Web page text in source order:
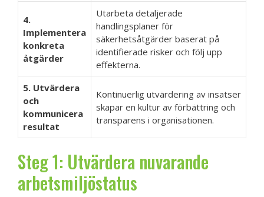
4.
Implementera
konkreta
åtgärder
Utarbeta detaljerade
handlingsplaner för
säkerhetsåtgärder baserat på
identifierade risker och följ upp
effekterna.
5. Utvärdera
och
kommunicera
resultat
Kontinuerlig utvärdering av insatser
skapar en kultur av förbättring och
transparens i organisationen.
Steg 1: Utvärdera nuvarande
arbetsmiljöstatus